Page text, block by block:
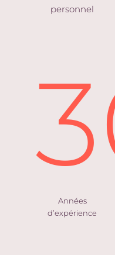
personnel
Années
d’expérience